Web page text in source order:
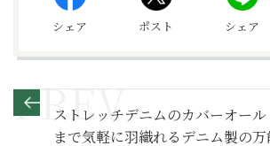
シェア ポスト シェア
ストレッチデニムのカバーオー
まで気軽に羽織れるデニム製の万